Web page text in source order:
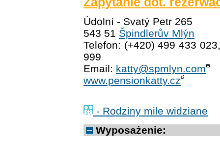
Údolní - Svatý Petr 265
543 51 Špindlerův Mlýn
Telefon: (+420) 499 433
999
Email: katty@spmlyn.com
www.pensionkatty.cz
- Rodziny mile widziane
Wyposażenie: